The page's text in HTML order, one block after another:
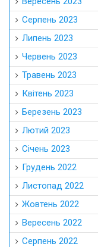
Серпень 2023
Липень 2023
Червень 2023
Травень 2023
Квітень 2023
Березень 2023
Лютий 2023
Січень 2023
Грудень 2022
Листопад 2022
Жовтень 2022
Вересень 2022
Серпень 2022